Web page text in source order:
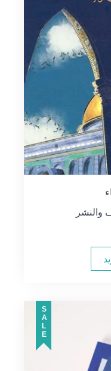
والنشر
SALE